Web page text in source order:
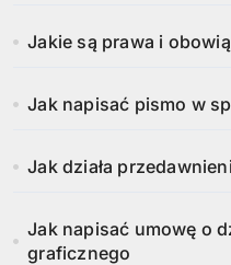
Jakie są prawa i
Jak napisać pismo w
Jak działa
Jak napisać umowę o
graficznego